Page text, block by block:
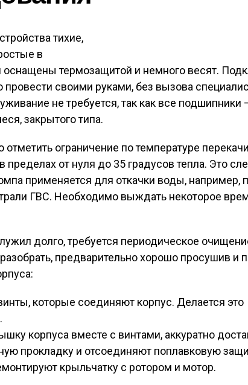
тихие,
в
оснащены термозащитой и немного весят.
своими руками, без вызова
не требуется, так как все подшипники
закрытого типа.
ограничение по температуре
пределах от нуля до 35 градусов тепла. Это
применяется для откачки воды, например,
ГВС. Необходимо выждать некоторое
долго, требуется периодическое
разобрать, предварительно хорошо просушив и
которые соединяют корпус. Делается это
корпуса вместе с винтами, аккуратно
прокладку и отсоединяют поплавковую
крыльчатку с ротором и мотор.